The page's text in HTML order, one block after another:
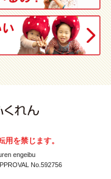
を禁じます。
engeibu
No.592756